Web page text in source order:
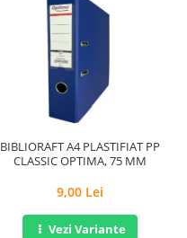
BIBLIORAFT A4 PLASTIFIAT PP
CLASSIC OPTIMA, 75 MM
9,00 Lei
Vezi Variante